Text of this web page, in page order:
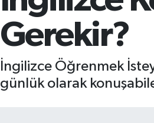
Gerekir?
İngilizce Öğrenmek
günlük olarak